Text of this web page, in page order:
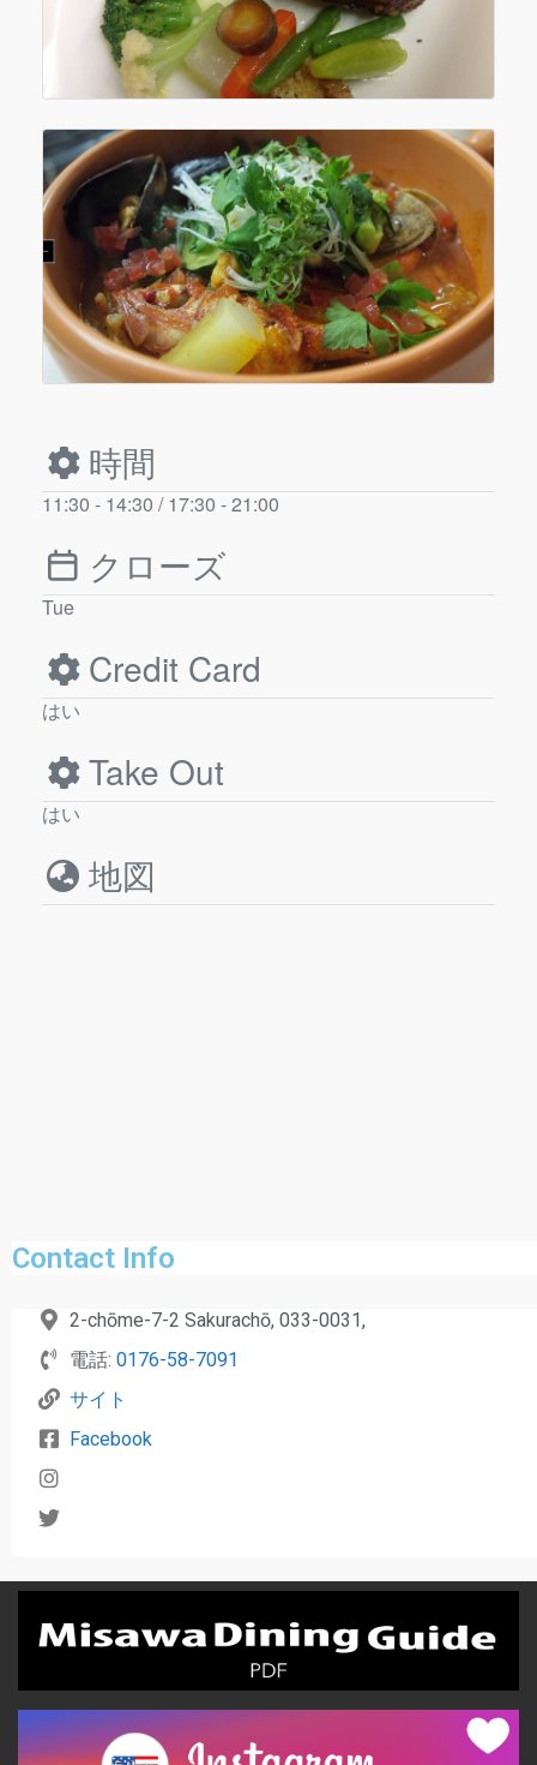
時間
11:30 - 14:30 / 17:30 - 21:00
クローズ
Tue
Credit Card
はい
Take Out
はい
地図
Contact Info
2-chōme-7-2 Sakurachō, 033-0031,
電話: 0176-58-7091
サイト
Facebook